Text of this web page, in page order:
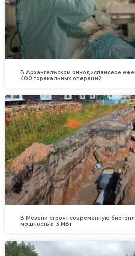
В Архангельском онкодиспансере
400 торакальных операций
В Мезени строят современную
мощностью 3 МВт